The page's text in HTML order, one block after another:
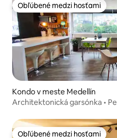
Obľúbené medzi hosťami
Obľúbené medzi hosťami
Kondo v meste Medellín
Architektonická garsónka •
Obľúbené medzi hosťami